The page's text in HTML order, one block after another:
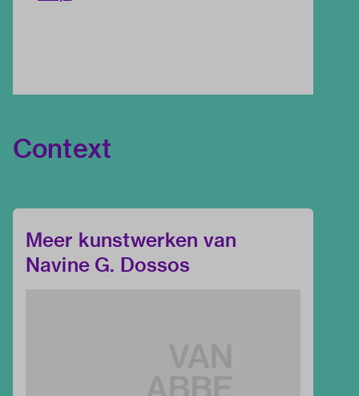
Context
Meer kunstwerken van
Navine G. Dossos